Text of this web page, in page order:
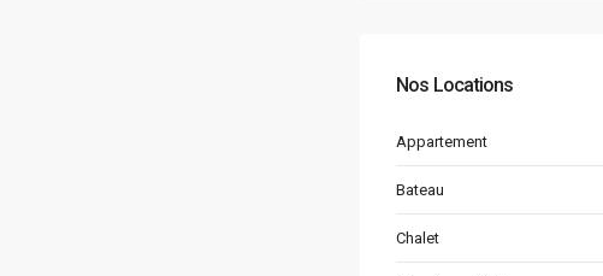
Nos Locations
Appartement
Bateau
Chalet